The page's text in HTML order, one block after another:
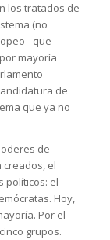
los tratados de
(no
–que
mayoría
de
que ya no
de
el
políticos: el
Hoy,
Por el
grupos.